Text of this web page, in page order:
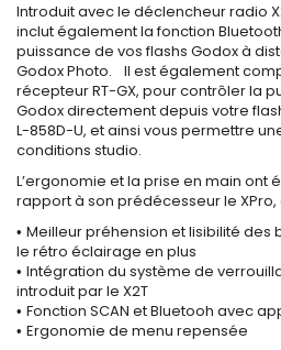
Introduit avec le déclencheur radio
inclut également la fonction
puissance de vos flashs Godox à
Godox Photo. Il est également
récepteur RT-GX, pour contrôler la
Godox directement depuis votre
L-858D-U, et ainsi vous permettre
conditions studio.
L’ergonomie et la prise en main ont
rapport à son prédécesseur le
• Meilleur préhension et lisibilité
le rétro éclairage en plus
• Intégration du système de
introduit par le X2T
• Fonction SCAN et Bluetooh avec
• Ergonomie de menu repensée